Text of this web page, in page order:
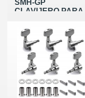
SMH-GP
CLAVIJERO PARA
CLASICA